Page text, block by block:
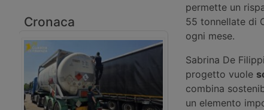
Cronaca
permette un
55 tonnellate di
ogni mese.
Sabrina De
progetto vuole
combina
un elemento